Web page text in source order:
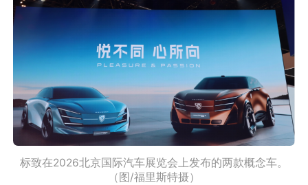
标致在2026北京国际汽车展览会上发布的两款概念车。
（图/福里斯特摄）